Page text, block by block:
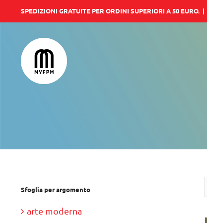
al
contenuto
SPEDIZIONI GRATUITE PER ORDINI SUPERIORI A 50 EURO. |
Sfoglia per argomento
arte moderna